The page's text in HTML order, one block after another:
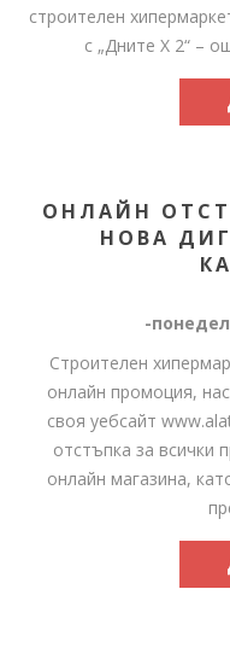
строителен
с „Дните X 2“ –
ОНЛАЙН
НОВА
-
Строителен
онлайн промоция,
своя уебсайт
отстъпка за всички
онлайн магазина,